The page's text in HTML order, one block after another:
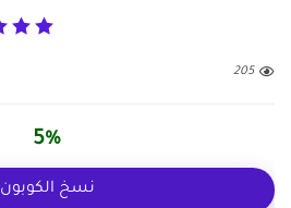
205
5%
نسخ الكوبون